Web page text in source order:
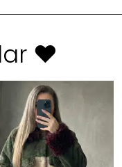
❤️